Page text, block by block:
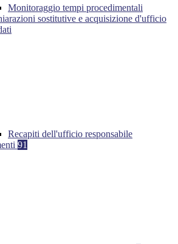
Monitoraggio tempi procedimentali
sostitutive e acquisizione d'ufficio
Recapiti dell'ufficio responsabile
91